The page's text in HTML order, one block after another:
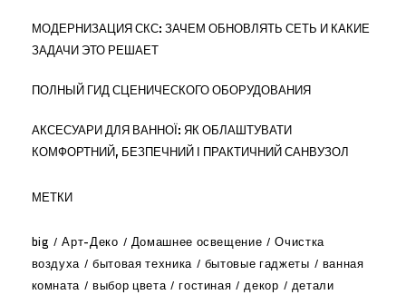
МОДЕРНИЗАЦИЯ СКС: ЗАЧЕМ ОБНОВЛЯТЬ СЕТЬ И КАКИЕ
ЗАДАЧИ ЭТО РЕШАЕТ
ПОЛНЫЙ ГИД СЦЕНИЧЕСКОГО ОБОРУДОВАНИЯ
АКСЕСУАРИ ДЛЯ ВАННОЇ: ЯК ОБЛАШТУВАТИ
КОМФОРТНИЙ, БЕЗПЕЧНИЙ І ПРАКТИЧНИЙ САНВУЗОЛ
МЕТКИ
big Арт-Деко Домашнее освещение
Очистка
воздуха
бытовая техника бытовые гаджеты
ванная
комната
выбор цвета гостиная декор
детали